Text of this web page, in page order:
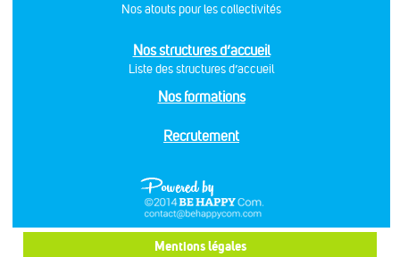
Nos atouts pour les collectivités
Nos structures d’accueil
Liste des structures d’accueil
Nos formations
Recrutement
Mentions légales